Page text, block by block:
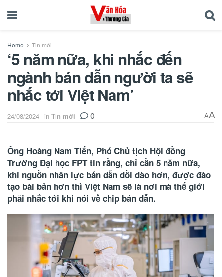
Home Tin mới
‘5 năm nữa, khi nhắc đến
ngành bán dẫn người ta sẽ
nhắc tới Việt Nam’
24/08/2024 in Tin mới 0 AA
Ông Hoàng Nam Tiến, Phó Chủ tịch Hội đồng
Trường Đại học FPT tin rằng, chỉ cần 5 năm nữa,
khi nguồn nhân lực bán dẫn dồi dào hơn, được đào
tạo bài bản hơn thì Việt Nam sẽ là nơi mà thế giới
phải nhắc tới khi nói về chip bán dẫn.